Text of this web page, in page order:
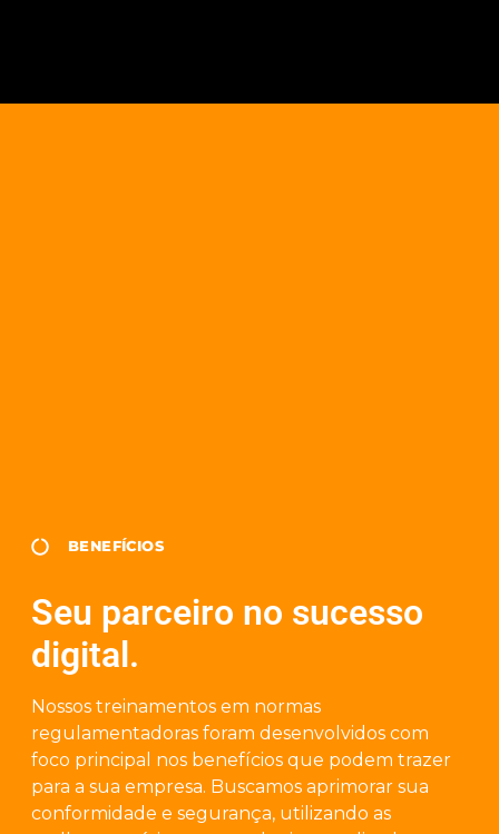
BENEFÍCIOS
Seu parceiro no sucesso
digital.
Nossos treinamentos em normas
regulamentadoras foram desenvolvidos com
foco principal nos benefícios que podem trazer
para a sua empresa. Buscamos aprimorar sua
conformidade e segurança, utilizando as